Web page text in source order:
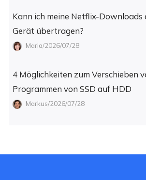
Kann ich meine Netflix-Downloads
Gerät übertragen?
Maria/2026/07/28
4 Möglichkeiten zum Verschieben
Programmen von SSD auf HDD
Markus/2026/07/28